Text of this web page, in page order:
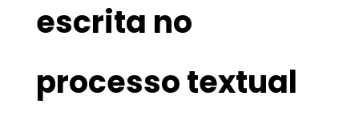
escrita no
processo textual